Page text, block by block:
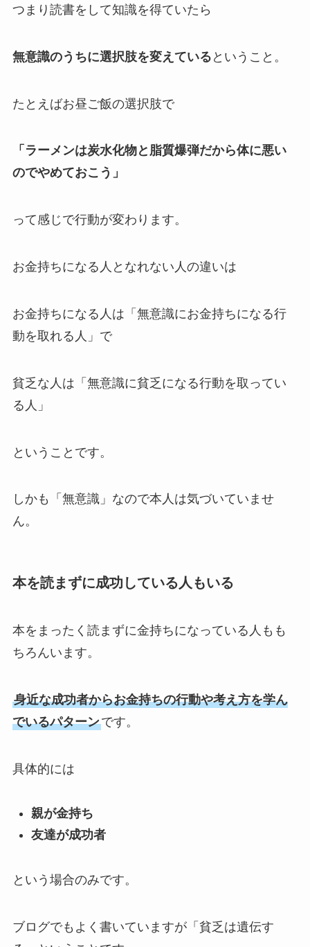
つまり読書をして知識を得ていたら
無意識のうちに選択肢を変えている ということ。
たとえばお昼ご飯の選択肢で
「ラーメンは炭水化物と脂質爆弾だから体に悪い
のでやめておこう」
って感じで行動が変わります。
お金持ちになる人となれない人の違いは
お金持ちになる人は「無意識にお金持ちになる行
動を取れる人」で
貧乏な人は「無意識に貧乏になる行動を取ってい
る人」
ということです。
しかも「無意識」なので本人は気づいていませ
ん。
本を読まずに成功している人もいる
本をまったく読まずに金持ちになっている人もも
ちろんいます。
身近な成功者からお金持ちの行動や考え方を学ん
でいるパターンです。
具体的には
親が金持ち
友達が成功者
という場合のみです。
ブログでもよく書いていますが「貧乏は遺伝す